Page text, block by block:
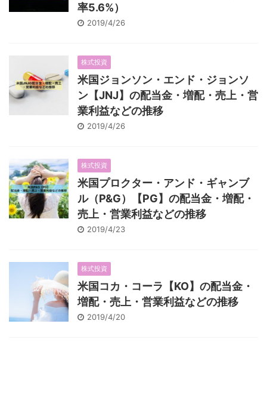
率5.6%）
2019/4/26
株式投資
米国ジョンソン・エンド・ジョンソ
ン【JNJ】の配当金・増配・売上・営
業利益などの推移
2019/4/26
株式投資
米国プロクター・アンド・ギャンブ
ル（P&G）【PG】の配当金・増配・
売上・営業利益などの推移
2019/4/23
株式投資
米国コカ・コーラ【KO】の配当金・
増配・売上・営業利益などの推移
2019/4/20